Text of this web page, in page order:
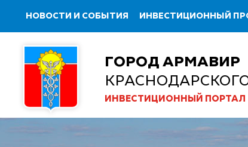
НОВОСТИ И СОБЫТИЯ ИНВЕСТИЦИОННЫЙ
ГОРОД АРМАВИР
ИНВЕСТИЦИОННЫЙ ПОРТАЛ